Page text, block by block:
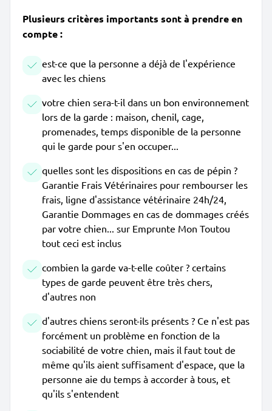
Plusieurs critères importants sont à prendre en
compte :
est-ce que la personne a déjà de l'expérience
avec les chiens
votre chien sera-t-il dans un bon environnement
lors de la garde : maison, chenil, cage,
promenades, temps disponible de la personne
qui le garde pour s'en occuper...
quelles sont les dispositions en cas de pépin ?
Garantie Frais Vétérinaires pour rembourser les
frais, ligne d'assistance vétérinaire 24h/24,
Garantie Dommages en cas de dommages créés
par votre chien... sur Emprunte Mon Toutou
tout ceci est inclus
combien la garde va-t-elle coûter ? certains
types de garde peuvent être très chers,
d'autres non
d'autres chiens seront-ils présents ? Ce n'est pas
forcément un problème en fonction de la
sociabilité de votre chien, mais il faut tout de
même qu'ils aient suffisament d'espace, que la
personne aie du temps à accorder à tous, et
qu'ils s'entendent